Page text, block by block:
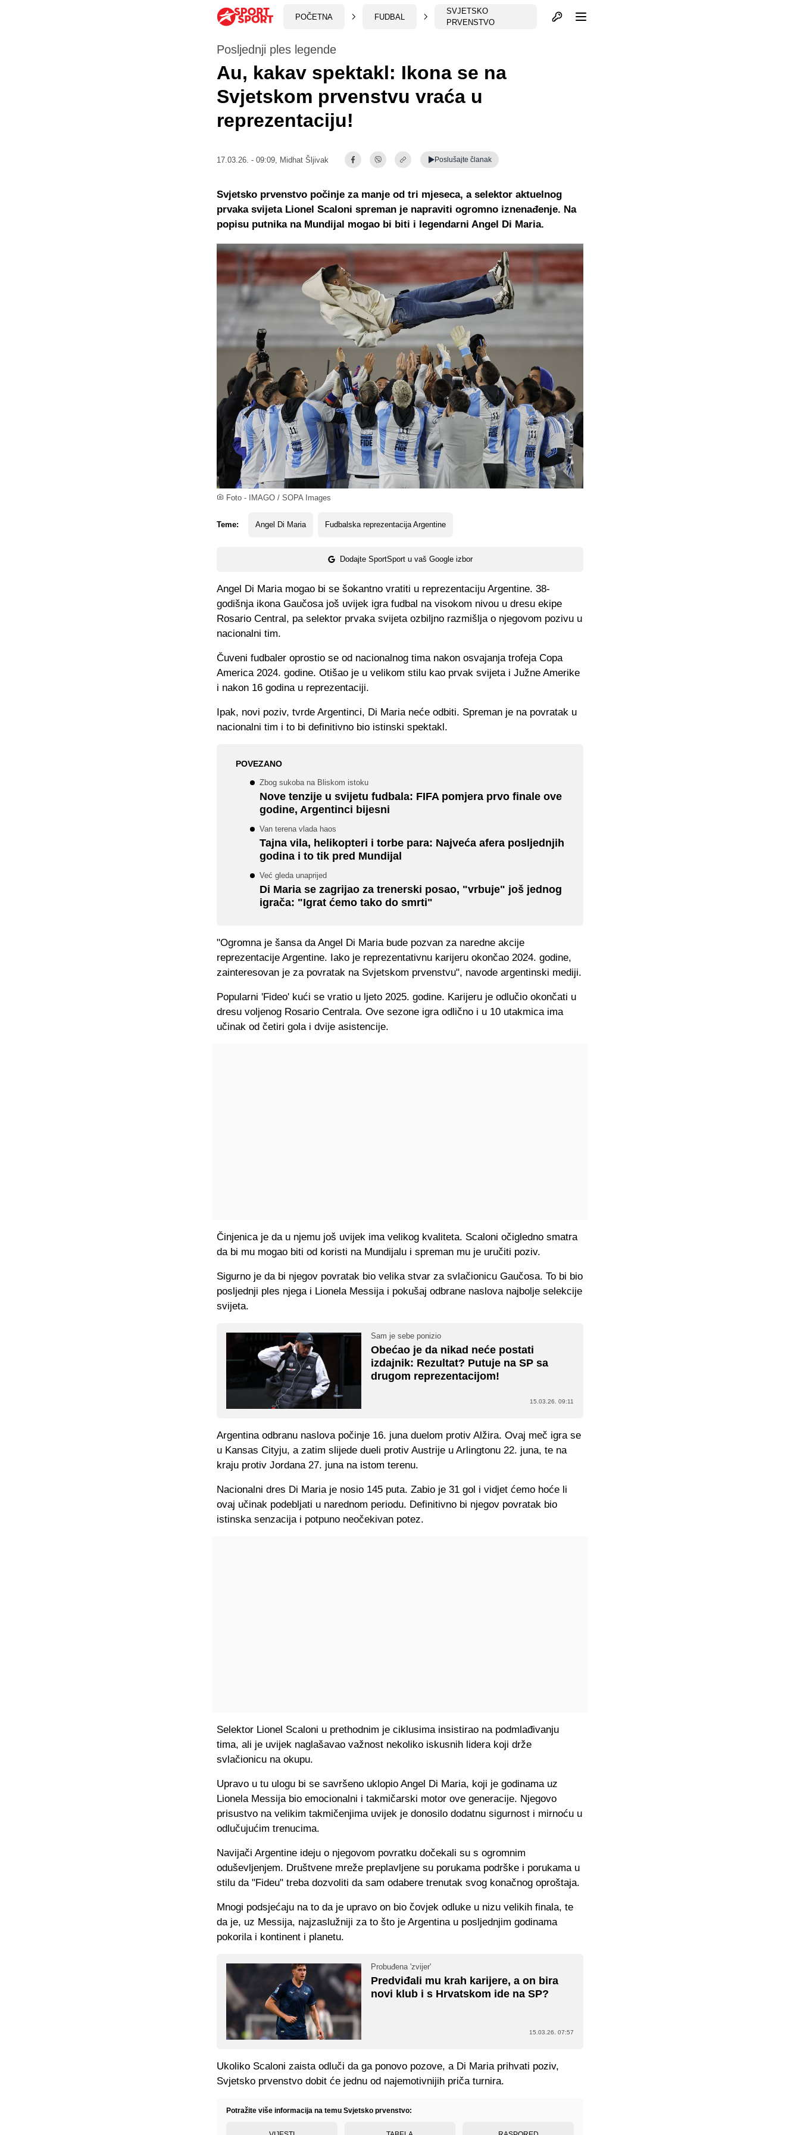
POČETNA FUDBAL
SVJETSKO
PRVENSTVO
Otvori profil
Foto - IMAGO / SOPA Images
Posljednji ples legende
Au, kakav spektakl: Ikona se na
Svjetskom prvenstvu vraća u
reprezentaciju!
17.03.26. - 09:09, Midhat Šljivak Poslušajte članak
Teme: Angel Di Maria Fudbalska reprezentacija Argentine
Dodajte SportSport u vaš Google izbor
Svjetsko prvenstvo počinje za manje od tri mjeseca, a selektor aktuelnog
prvaka svijeta Lionel Scaloni spreman je napraviti ogromno iznenađenje. Na
popisu putnika na Mundijal mogao bi biti i legendarni Angel Di Maria.
Angel Di Maria mogao bi se šokantno vratiti u reprezentaciju Argentine. 38-
godišnja ikona Gaučosa još uvijek igra fudbal na visokom nivou u dresu ekipe
Rosario Central, pa selektor prvaka svijeta ozbiljno razmišlja o njegovom pozivu u
nacionalni tim.
Čuveni fudbaler oprostio se od nacionalnog tima nakon osvajanja trofeja Copa
America 2024. godine. Otišao je u velikom stilu kao prvak svijeta i Južne Amerike
i nakon 16 godina u reprezentaciji.
Ipak, novi poziv, tvrde Argentinci, Di Maria neće odbiti. Spreman je na povratak u
nacionalni tim i to bi definitivno bio istinski spektakl.
POVEZANO
Zbog sukoba na Bliskom istoku
Nove tenzije u svijetu fudbala: FIFA pomjera prvo finale ove
godine, Argentinci bijesni
Van terena vlada haos
Tajna vila, helikopteri i torbe para: Najveća afera posljednjih
godina i to tik pred Mundijal
Već gleda unaprijed
Di Maria se zagrijao za trenerski posao, "vrbuje" još jednog
igrača: "Igrat ćemo tako do smrti"
"Ogromna je šansa da Angel Di Maria bude pozvan za naredne akcije
reprezentacije Argentine. Iako je reprezentativnu karijeru okončao 2024. godine,
zainteresovan je za povratak na Svjetskom prvenstvu", navode argentinski mediji.
Popularni 'Fideo' kući se vratio u ljeto 2025. godine. Karijeru je odlučio okončati u
dresu voljenog Rosario Centrala. Ove sezone igra odlično i u 10 utakmica ima
učinak od četiri gola i dvije asistencije.
Činjenica je da u njemu još uvijek ima velikog kvaliteta. Scaloni očigledno smatra
da bi mu mogao biti od koristi na Mundijalu i spreman mu je uručiti poziv.
Sigurno je da bi njegov povratak bio velika stvar za svlačionicu Gaučosa. To bi bio
posljednji ples njega i Lionela Messija i pokušaj odbrane naslova najbolje selekcije
svijeta.
Sam je sebe ponizio
Obećao je da nikad neće postati
izdajnik: Rezultat? Putuje na SP sa
drugom reprezentacijom!
15.03.26. 09:11
Argentina odbranu naslova počinje 16. juna duelom protiv Alžira. Ovaj meč igra se
u Kansas Cityju, a zatim slijede dueli protiv Austrije u Arlingtonu 22. juna, te na
kraju protiv Jordana 27. juna na istom terenu.
Nacionalni dres Di Maria je nosio 145 puta. Zabio je 31 gol i vidjet ćemo hoće li
ovaj učinak podebljati u narednom periodu. Definitivno bi njegov povratak bio
istinska senzacija i potpuno neočekivan potez.
Selektor Lionel Scaloni u prethodnim je ciklusima insistirao na podmlađivanju
tima, ali je uvijek naglašavao važnost nekoliko iskusnih lidera koji drže
svlačionicu na okupu.
Upravo u tu ulogu bi se savršeno uklopio Angel Di Maria, koji je godinama uz
Lionela Messija bio emocionalni i takmičarski motor ove generacije. Njegovo
prisustvo na velikim takmičenjima uvijek je donosilo dodatnu sigurnost i mirnoću u
odlučujućim trenucima.
Navijači Argentine ideju o njegovom povratku dočekali su s ogromnim
oduševljenjem. Društvene mreže preplavljene su porukama podrške i porukama u
stilu da "Fideu" treba dozvoliti da sam odabere trenutak svog konačnog oproštaja.
Mnogi podsjećaju na to da je upravo on bio čovjek odluke u nizu velikih finala, te
da je, uz Messija, najzaslužniji za to što je Argentina u posljednjim godinama
pokorila i kontinent i planetu.
Probuđena 'zvijer'
Predviđali mu krah karijere, a on bira
novi klub i s Hrvatskom ide na SP?
15.03.26. 07:57
Ukoliko Scaloni zaista odluči da ga ponovo pozove, a Di Maria prihvati poziv,
Svjetsko prvenstvo dobit će jednu od najemotivnijih priča turnira.
Potražite više informacija na temu Svjetsko prvenstvo: